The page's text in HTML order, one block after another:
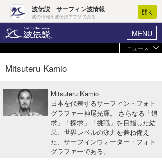
波伝説 サーフィン波情報
波の情報を波伝説アプリでみる
開く
MENU
ヘルプ マイホーム
ログイン
新規会員登録
波情報･概況
WAVE HUNTER波予想ツール
Mitsuteru Kamio
Mitsuteru Kamio
日本を代表するサーフィン・フォト
グラファー神尾光輝。 さらなる「追
求」「探求」「挑戦」を目指した結
果、世界レベルの泳力を兼ね備え
た、サーフィンウォーター・フォト
グラファーである。
ニュース
Core Surf Japan
コンテスト
ファッション/グッズ
アート＆エンタメ